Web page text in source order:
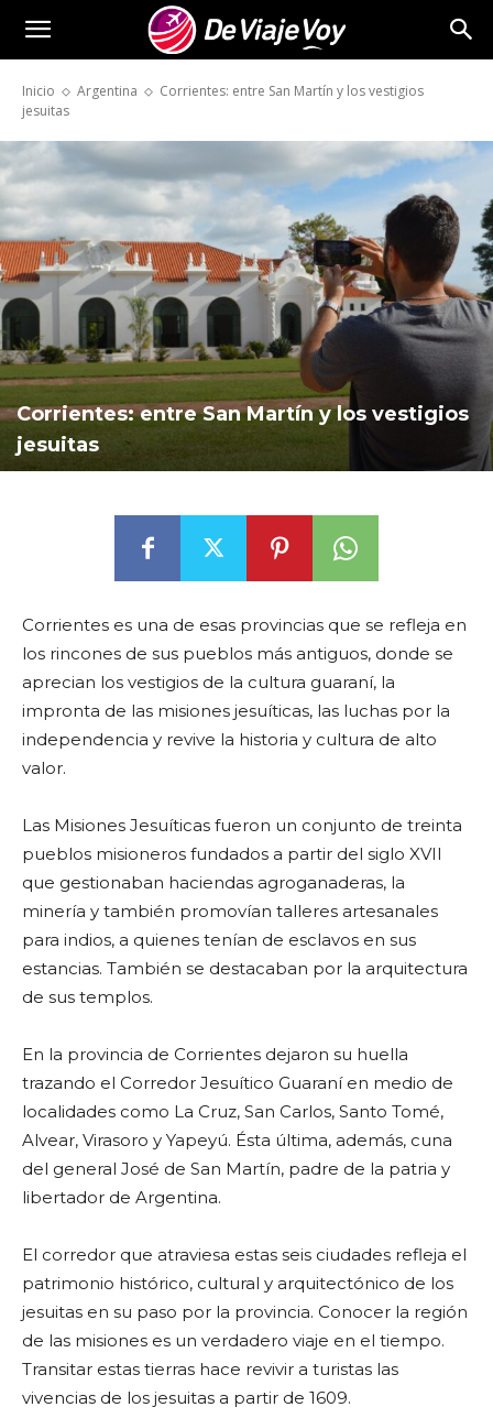
Voy
Inicio Argentina
Corrientes: entre San Martín y los vestigios
jesuitas
Corrientes: entre San Martín y los vestigios
jesuitas
Corrientes es una de esas provincias que se refleja en
los rincones de sus pueblos más antiguos, donde se
aprecian los vestigios de la cultura guaraní, la
impronta de las misiones jesuíticas, las luchas por la
independencia y revive la historia y cultura de alto
valor.
Las Misiones Jesuíticas fueron un conjunto de treinta
pueblos misioneros fundados a partir del siglo XVII
que gestionaban haciendas agroganaderas, la
minería y también promovían talleres artesanales
para indios, a quienes tenían de esclavos en sus
estancias. También se destacaban por la arquitectura
de sus templos.
En la provincia de Corrientes dejaron su huella
trazando el Corredor Jesuítico Guaraní en medio de
localidades como La Cruz, San Carlos, Santo Tomé,
Alvear, Virasoro y Yapeyú. Ésta última, además, cuna
del general José de San Martín, padre de la patria y
libertador de Argentina.
El corredor que atraviesa estas seis ciudades refleja el
patrimonio histórico, cultural y arquitectónico de los
jesuitas en su paso por la provincia. Conocer la región
de las misiones es un verdadero viaje en el tiempo.
Transitar estas tierras hace revivir a turistas las
vivencias de los jesuitas a partir de 1609.